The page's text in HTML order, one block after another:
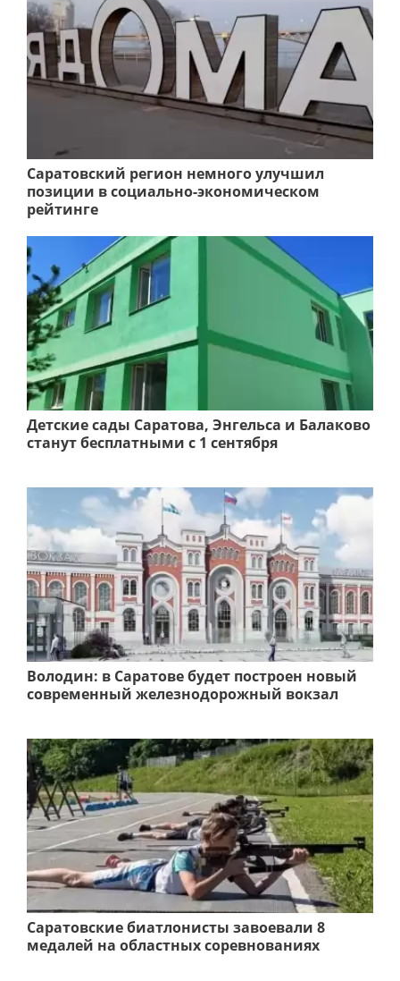
Саратовский регион немного улучшил
позиции в социально-экономическом
рейтинге
Детские сады Саратова, Энгельса и Балаково
станут бесплатными с 1 сентября
Володин: в Саратове будет построен новый
современный железнодорожный вокзал
Саратовские биатлонисты завоевали 8
медалей на областных соревнованиях